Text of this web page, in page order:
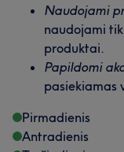
Naudojami
naudojami
produktai.
Papildomi
pasiekiamas
Pirmadienis
Antradienis